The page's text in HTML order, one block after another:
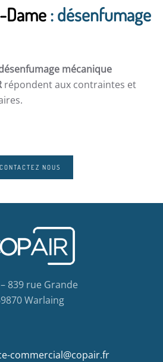
Dame: désenfumage
mécanique
répondent aux contraintes et
CONTACTEZ NOUS
839 rue Grande
Warlaing
commercial@copair.fr